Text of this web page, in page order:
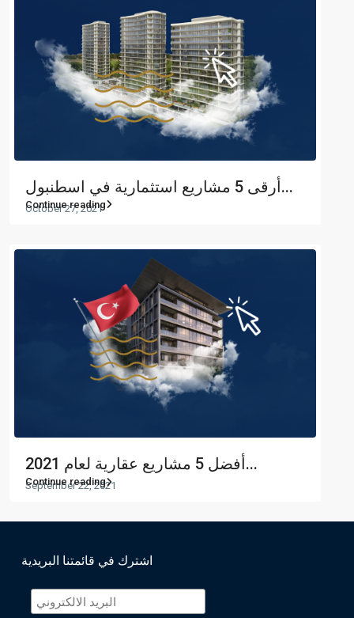
أرقى 5 مشاريع استثمارية في اسطنبول...
October 27, 2021
Continue reading
أفضل 5 مشاريع عقارية لعام 2021...
September 22, 2021
Continue reading
اشترك في قائمتنا البريدية